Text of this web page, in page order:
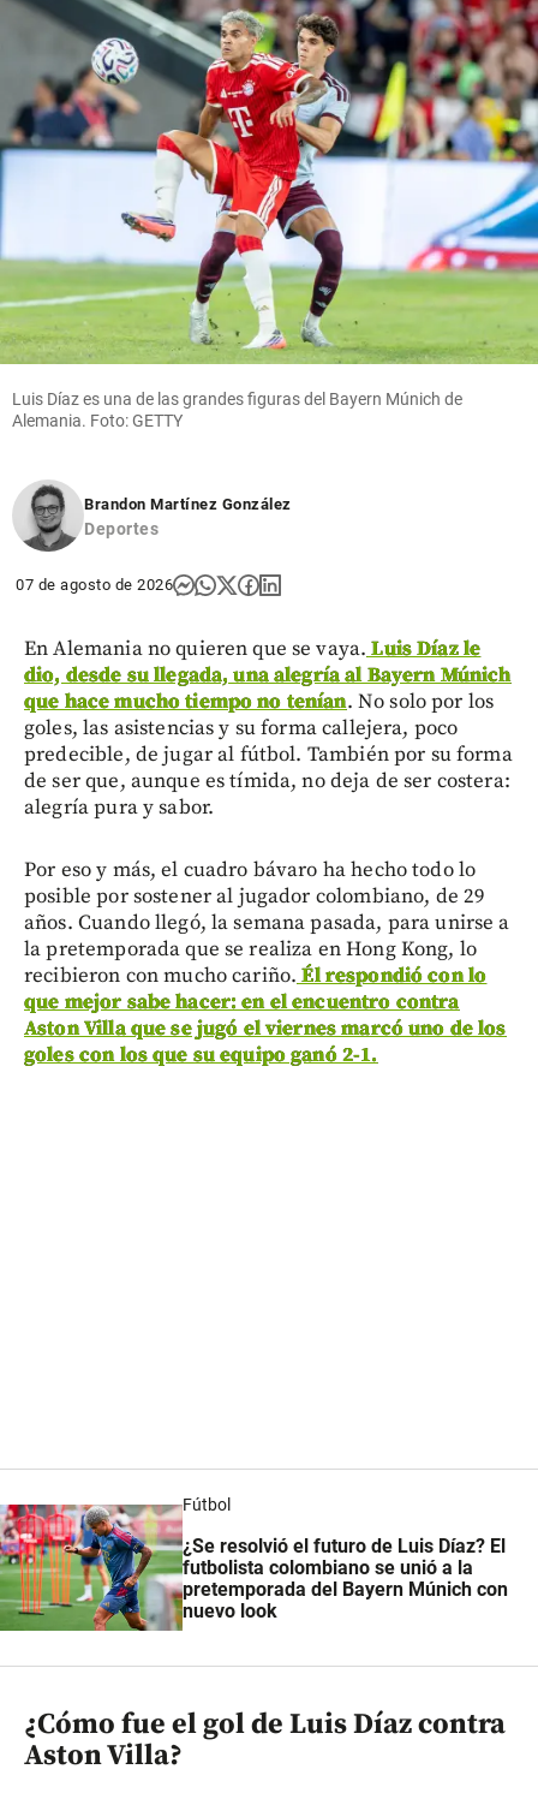
Luis Díaz es una de las grandes figuras del Bayern Múnich de
Alemania. Foto: GETTY
Brandon Martínez González
Deportes
07 de agosto de 2026
En Alemania no quieren que se vaya. Luis Díaz le
dio, desde su llegada, una alegría al Bayern Múnich
que hace mucho tiempo no tenían. No solo por los
goles, las asistencias y su forma callejera, poco
predecible, de jugar al fútbol. También por su forma
de ser que, aunque es tímida, no deja de ser costera:
alegría pura y sabor.
Por eso y más, el cuadro bávaro ha hecho todo lo
posible por sostener al jugador colombiano, de 29
años. Cuando llegó, la semana pasada, para unirse a
la pretemporada que se realiza en Hong Kong, lo
recibieron con mucho cariño. Él respondió con lo
que mejor sabe hacer: en el encuentro contra
Aston Villa que se jugó el viernes marcó uno de los
goles con los que su equipo ganó 2-1.
Fútbol
¿Se resolvió el futuro de Luis Díaz? El
futbolista colombiano se unió a la
pretemporada del Bayern Múnich con
nuevo look
¿Cómo fue el gol de Luis Díaz contra
Aston Villa?